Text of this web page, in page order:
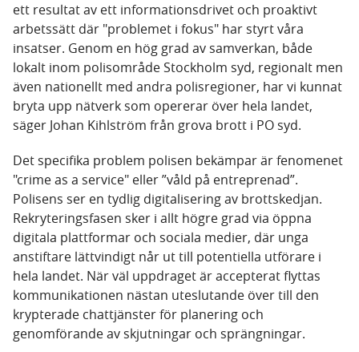
ett resultat av ett informationsdrivet och proaktivt
arbetssätt där "problemet i fokus" har styrt våra
insatser. Genom en hög grad av samverkan, både
lokalt inom polisområde Stockholm syd, regionalt men
även nationellt med andra polisregioner, har vi kunnat
bryta upp nätverk som opererar över hela landet,
säger Johan Kihlström från grova brott i PO syd.
Det specifika problem polisen bekämpar är fenomenet
"crime as a service" eller ”våld på entreprenad”.
Polisens ser en tydlig digitalisering av brottskedjan.
Rekryteringsfasen sker i allt högre grad via öppna
digitala plattformar och sociala medier, där unga
anstiftare lättvindigt når ut till potentiella utförare i
hela landet. När väl uppdraget är accepterat flyttas
kommunikationen nästan uteslutande över till den
krypterade chattjänster för planering och
genomförande av skjutningar och sprängningar.